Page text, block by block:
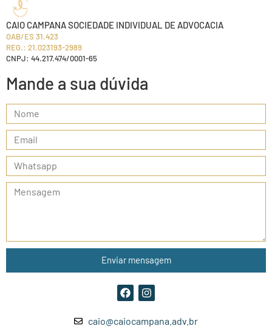
Mande a sua dúvida
Enviar mensagem
CAIO CAMPANA SOCIEDADE INDIVIDUAL DE ADVOCACIA
OAB/ES 31.423
REG.: 21.023193-2989
CNPJ: 44.217.474/0001-65
caio@caiocampana.adv.br